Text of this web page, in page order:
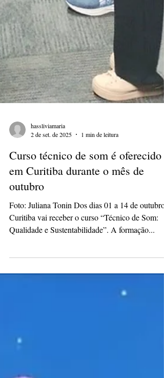
hassliviamaria
Curso técnico de som é oferecido
em Curitiba durante o mês de
outubro
Qualidade e Sustentabilidade”. A formação...